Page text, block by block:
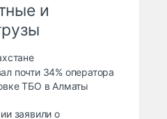
и
почти 34% оператора
ТБО в Алматы
заявили о